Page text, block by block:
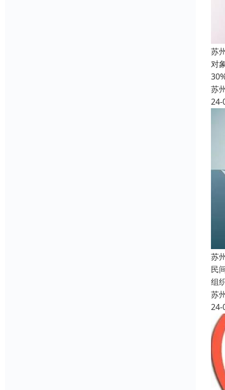
苏
对
苏
24-
苏
民
组
苏
24-